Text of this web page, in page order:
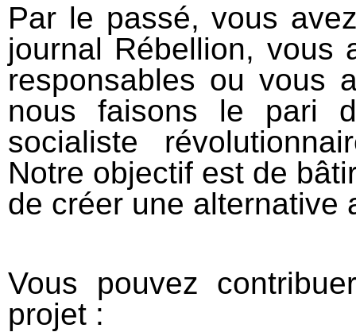
Par le passé, vous
journal Rébellion, vous
responsables ou vous
nous faisons le pari
socialiste
Notre objectif est de
de créer une alternative
Vous pouvez
projet :